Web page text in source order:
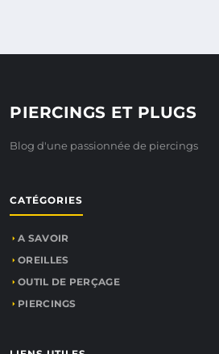
PIERCINGS ET PLUGS
Blog d'une passionnée de piercings
CATÉGORIES
A SAVOIR
OREILLES
OUTIL DE PERÇAGE
PIERCINGS